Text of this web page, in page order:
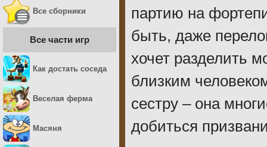
партию на
быть, даже
хочет разделить
близким
сестру – она
добиться
Все сборники
Все части игр
Как достать соседа
Веселая ферма
Масяня